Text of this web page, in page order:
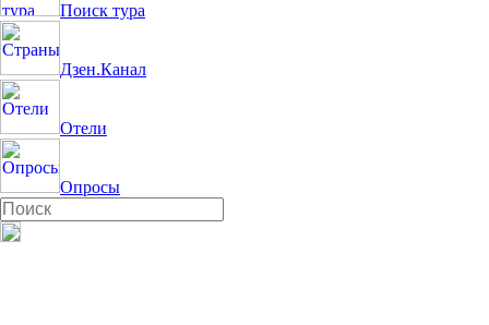
Поиск тура
Дзен.Канал
Отели
Опросы